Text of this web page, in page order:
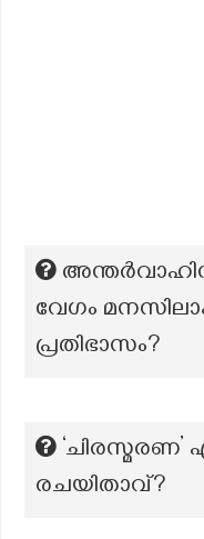
വേഗം
പ്രതിഭാസം?
രചയിതാവ്?